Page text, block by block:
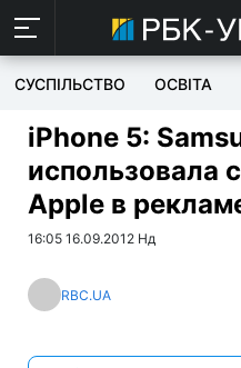
СУСПІЛЬСТВО ОСВІТА
iPhone 5:
использовала
Apple в
16:05 16.09.2012 Нд
RBC.UA